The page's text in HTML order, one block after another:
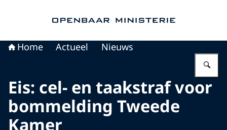
Home Actueel Nieuws
Eis: cel- en taakstraf voor
bommelding Tweede
Kamer